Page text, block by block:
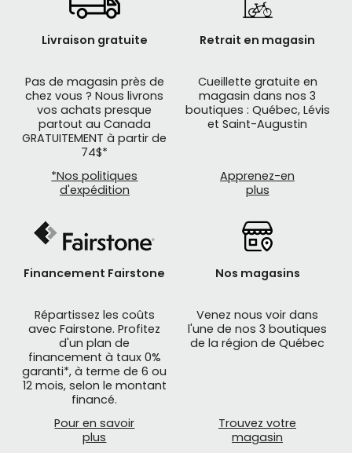
Livraison gratuite
Pas de magasin près de
chez vous ? Nous livrons
vos achats presque
partout au Canada
GRATUITEMENT à partir de
74$*
*Nos politiques
d'expédition
Retrait en magasin
Cueillette gratuite en
magasin dans nos 3
boutiques : Québec, Lévis
et Saint-Augustin
Apprenez-en
plus
Financement Fairstone
Répartissez les coûts
avec Fairstone. Profitez
d'un plan de
financement à taux 0%
garanti*, à terme de 6 ou
12 mois, selon le montant
financé.
Pour en savoir
plus
Nos magasins
Venez nous voir dans
l'une de nos 3 boutiques
de la région de Québec
Trouvez votre
magasin